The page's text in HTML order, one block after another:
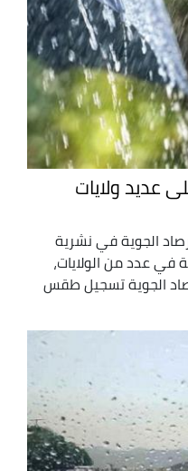
ولايات
الجوية في نشرية
عدد من الولايات،
الجوية تسجيل طقس